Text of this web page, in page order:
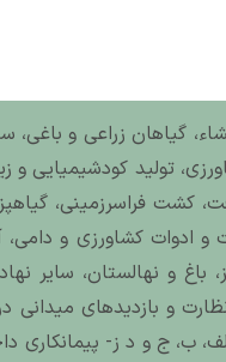
گیاهان زراعی و باغی،
تولید کودشیمیایی و
کشت فراسرزمینی،
ادوات کشاورزی و دامی،
و نهالستان، سایر
و بازدیدهای میدانی
ب، ج و د ز- پیمانکاری